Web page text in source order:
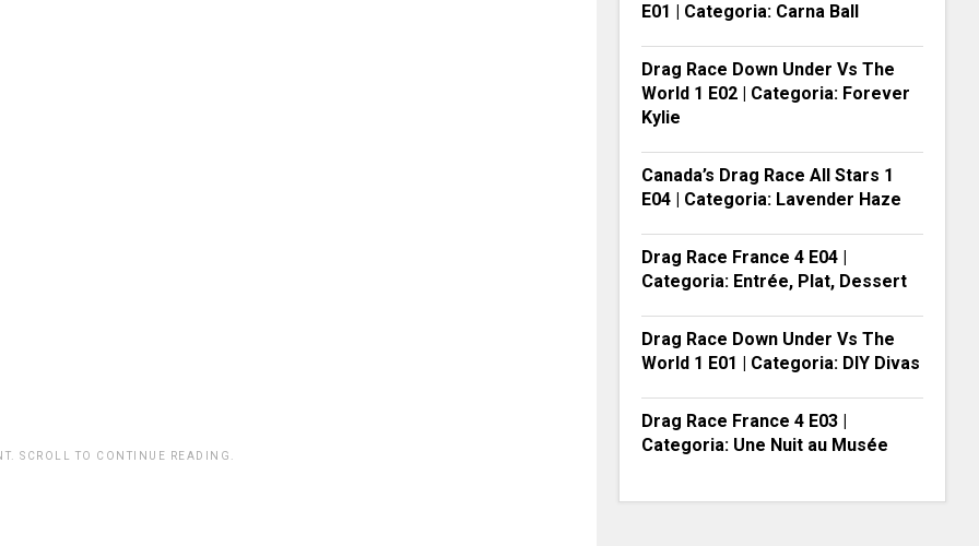
SCROLL TO CONTINUE READING.
E01 | Categoria: Carna Ball
Drag Race Down Under Vs The
World 1 E02 | Categoria: Forever
Kylie
Canada’s Drag Race All Stars 1
E04 | Categoria: Lavender Haze
Drag Race France 4 E04 |
Categoria: Entrée, Plat, Dessert
Drag Race Down Under Vs The
World 1 E01 | Categoria: DIY Divas
Drag Race France 4 E03 |
Categoria: Une Nuit au Musée